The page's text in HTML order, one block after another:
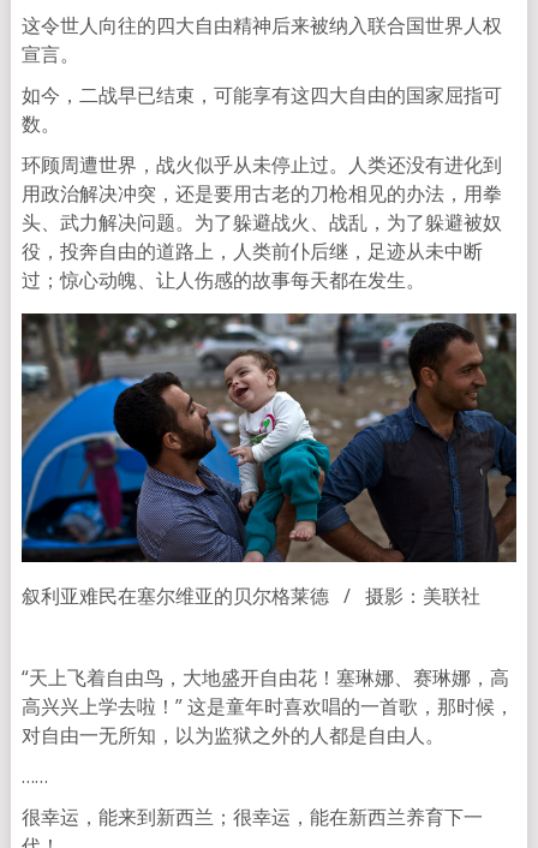
这令世人向往的四大自由精神后来被纳入联合国世界人权
宣言。
如今，二战早已结束，可能享有这四大自由的国家屈指可
数。
环顾周遭世界，战火似乎从未停止过。人类还没有进化到
用政治解决冲突，还是要用古老的刀枪相见的办法，用拳
头、武力解决问题。为了躲避战火、战乱，为了躲避被奴
役，投奔自由的道路上，人类前仆后继，足迹从未中断
过；惊心动魄、让人伤感的故事每天都在发生。
叙利亚难民在塞尔维亚的贝尔格莱德 / 摄影：美联社
“天上飞着自由鸟，大地盛开自由花！塞琳娜、赛琳娜，高
高兴兴上学去啦！” 这是童年时喜欢唱的一首歌，那时候，
对自由一无所知，以为监狱之外的人都是自由人。
……
很幸运，能来到新西兰；很幸运，能在新西兰养育下一